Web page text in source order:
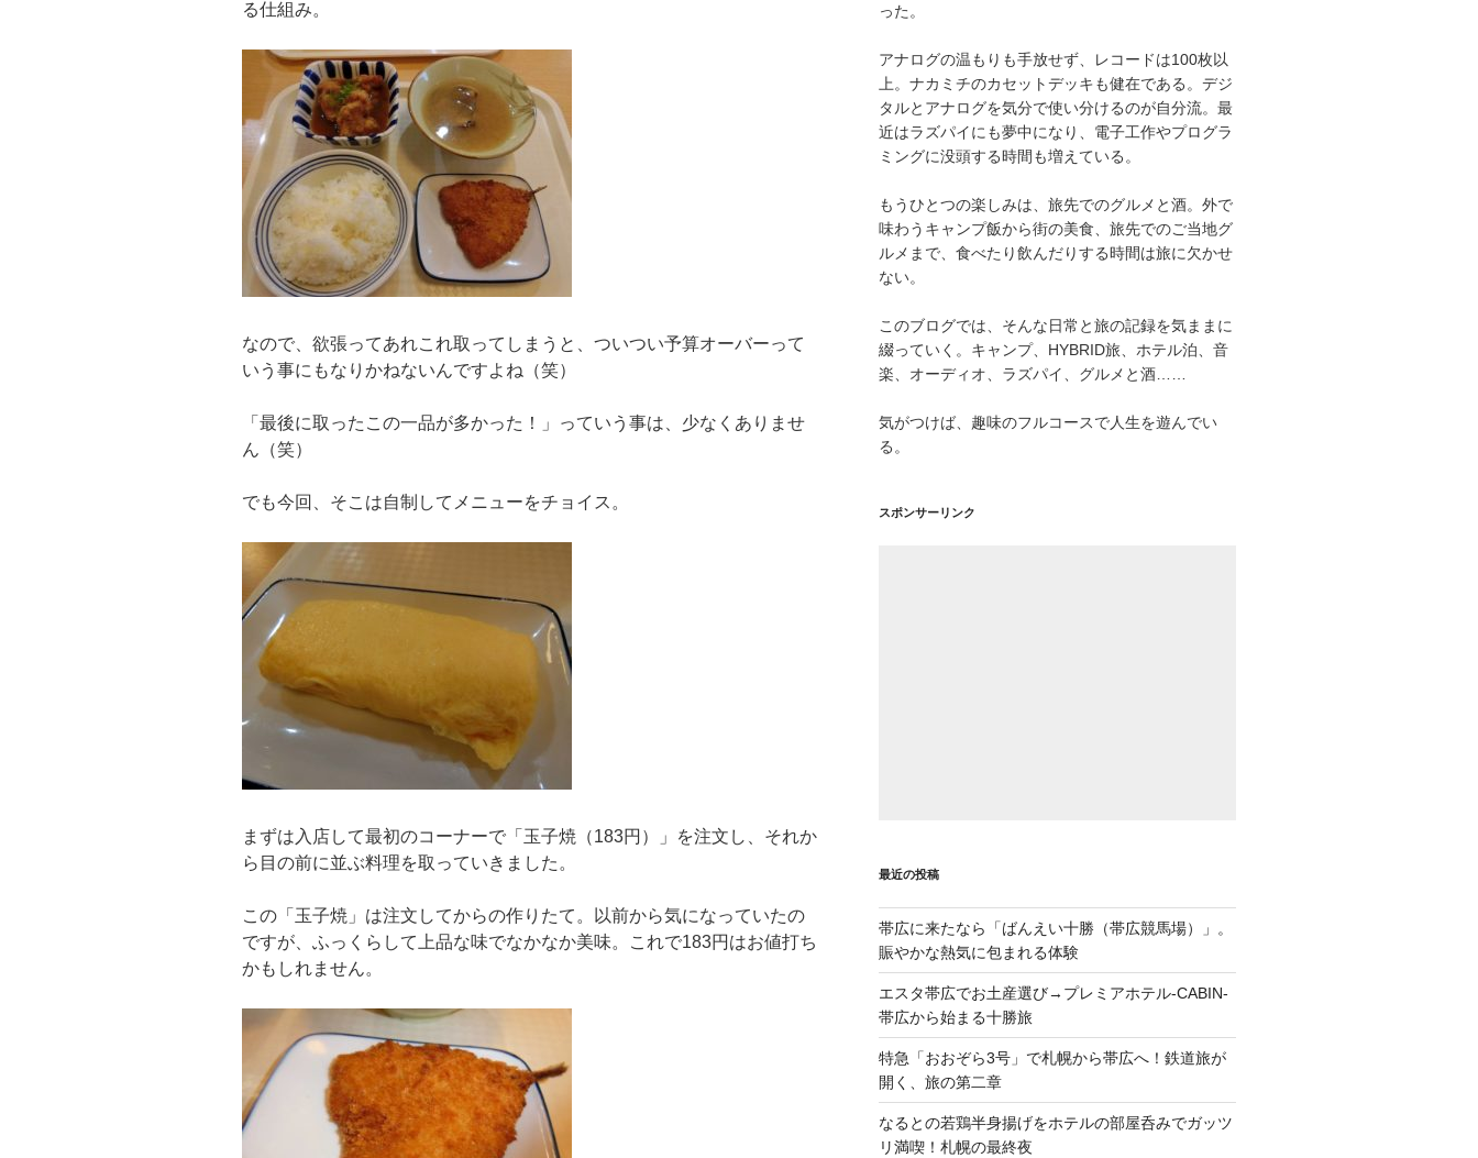
る仕組み。
なので、欲張ってあれこれ取ってしまうと、ついつい予算オーバーって
いう事にもなりかねないんですよね（笑）
「最後に取ったこの一品が多かった！」っていう事は、少なくありませ
ん（笑）
でも今回、そこは自制してメニューをチョイス。
まずは入店して最初のコーナーで「玉子焼（183円）」を注文し、それか
ら目の前に並ぶ料理を取っていきました。
この「玉子焼」は注文してからの作りたて。以前から気になっていたの
ですが、ふっくらして上品な味でなかなか美味。これで183円はお値打ち
かもしれません。
った。
アナログの温もりも手放せず、レコードは100枚以
上。ナカミチのカセットデッキも健在である。デジ
タルとアナログを気分で使い分けるのが自分流。最
近はラズパイにも夢中になり、電子工作やプログラ
ミングに没頭する時間も増えている。
もうひとつの楽しみは、旅先でのグルメと酒。外で
味わうキャンプ飯から街の美食、旅先でのご当地グ
ルメまで、食べたり飲んだりする時間は旅に欠かせ
ない。
このブログでは、そんな日常と旅の記録を気ままに
綴っていく。キャンプ、HYBRID旅、ホテル泊、音
楽、オーディオ、ラズパイ、グルメと酒……
気がつけば、趣味のフルコースで人生を遊んでい
る。
スポンサーリンク
最近の投稿
帯広に来たなら「ばんえい十勝（帯広競馬場）」。
賑やかな熱気に包まれる体験
エスタ帯広でお土産選び→プレミアホテル-CABIN-
帯広から始まる十勝旅
特急「おおぞら3号」で札幌から帯広へ！鉄道旅が
開く、旅の第二章
なるとの若鶏半身揚げをホテルの部屋呑みでガッツ
リ満喫！札幌の最終夜